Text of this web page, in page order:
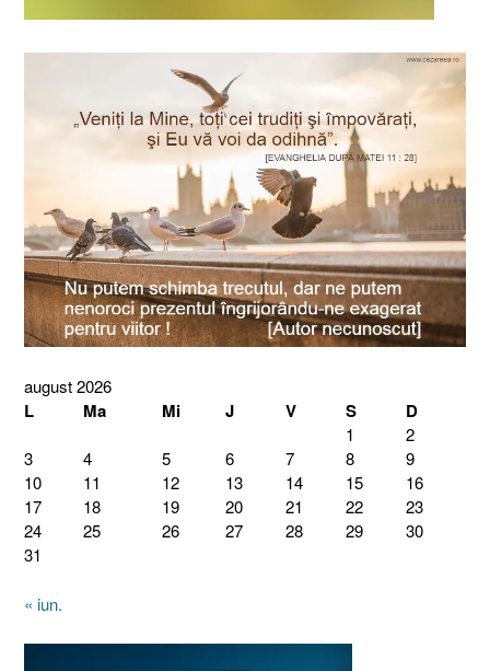
august 2026
L Ma Mi J V S D
1
2
3
4 5 6 7 8
9
10
11 12 13 14 15
16
17
18 19 20 21 22
23
24
25 26 27 28 29
30
31
« iun.